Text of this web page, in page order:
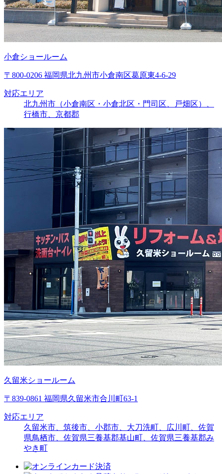
小倉ショールーム
〒800-0206 福岡県北九州市小倉南区葛原東4-6-29
対応エリア
北九州市（小倉南区・小倉北区・門司区、戸畑区）、
行橋市、京都郡
久留米ショールーム
〒839-0861 福岡県久留米市合川町63-1
対応エリア
久留米市、筑後市、小郡市、大刀洗町、広川町、佐賀
県鳥栖市、佐賀県三養基郡基山町、佐賀県三養基郡み
やき町